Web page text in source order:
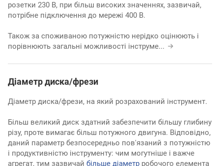
розетки 230 В, при більш високих значеннях, зазвичай,
потрібне підключення до мережі 400 В.
Також за споживаною потужністю нерідко оцінюють і
порівнюють загальні можливості інструме...
Діаметр диска/фрези
Діаметр диска/фрези, на який розрахований інструмент.
Більш великий диск здатний забезпечити більшу глибину
різу, проте вимагає більш потужного двигуна. Відповідно,
даний параметр безпосередньо пов'язаний з потужністю
і продуктивністю інструменту: чим могутніше і важче
агрегат, тим зазвичай більше діаметр робочого елемента